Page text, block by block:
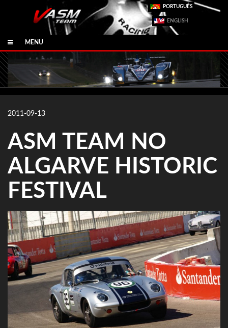
PORTUGUÊS
ENGLISH
MENU
2011-09-13
ASM TEAM NO
ALGARVE HISTORIC
FESTIVAL